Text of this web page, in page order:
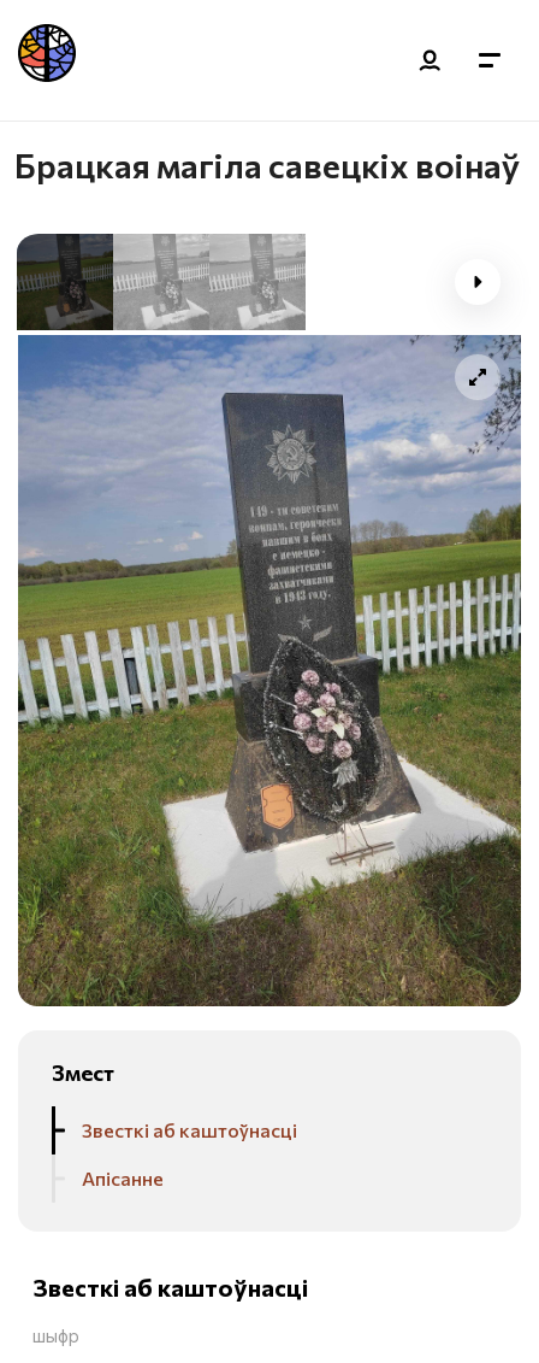
Брацкая магіла савецкіх воінаў
Змест
Звесткі аб каштоўнасці
Апісанне
Звесткі аб каштоўнасці
шыфр